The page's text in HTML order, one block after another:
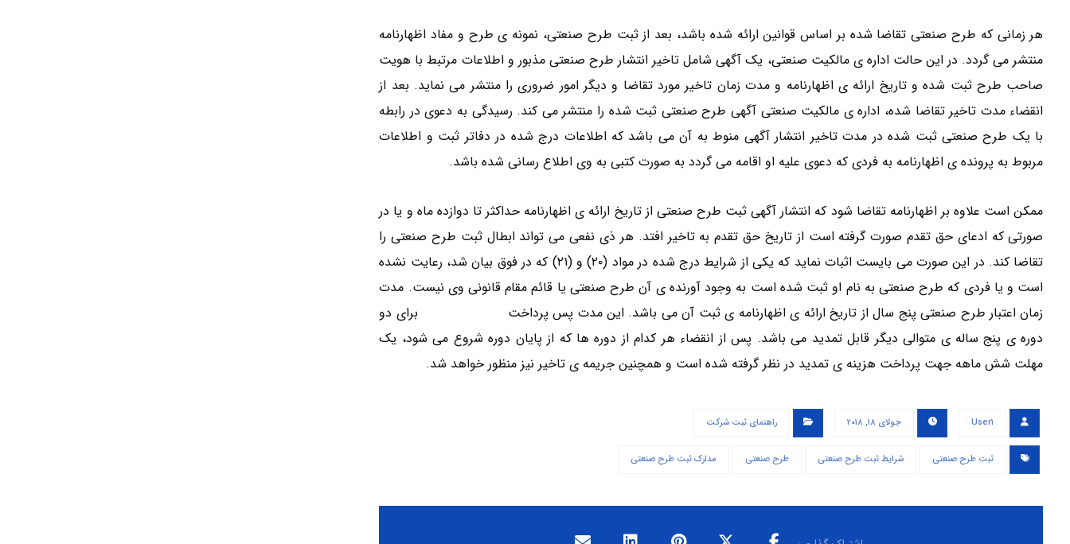
هر زمانی که طرح صنعتی تقاضا شده بر اساس قوانین ارائه شده باشد، بعد از ثبت طرح صنعتی، نمونه ی طرح و مفاد اظهارنامه
منتشر می گردد. در این حالت اداره ی مالکیت صنعتی، یک آگهی شامل تاخیر انتشار طرح صنعتی مذبور و اطلاعات مرتبط با هویت
صاحب طرح ثبت شده و تاریخ ارائه ی اظهارنامه و مدت زمان تاخیر مورد تقاضا و دیگر امور ضروری را منتشر می نماید. بعد از
انقضاء مدت تاخیر تقاضا شده، اداره ی مالکیت صنعتی آگهی طرح صنعتی ثبت شده را منتشر می کند. رسیدگی به دعوی در رابطه
با یک طرح صنعتی ثبت شده در مدت تاخیر انتشار آگهی منوط به آن می باشد که اطلاعات درج شده در دفاتر ثبت و اطلاعات
مربوط به پرونده ی اظهارنامه به فردی که دعوی علیه او اقامه می گردد به صورت کتبی به وی اطلاع رسانی شده باشد.
ممکن است علاوه بر اظهارنامه تقاضا شود که انتشار آگهی ثبت طرح صنعتی از تاریخ ارائه ی اظهارنامه حداکثر تا دوازده ماه و یا در
صورتی که ادعای حق تقدم صورت گرفته است از تاریخ حق تقدم به تاخیر افتد. هر ذی نفعی می تواند ابطال ثبت طرح صنعتی را
تقاضا کند. در این صورت می بایست اثبات نماید که یکی از شرایط درج شده در مواد (۲۰) و (۲۱) که در فوق بیان شد، رعایت نشده
است و یا فردی که طرح صنعتی به نام او ثبت شده است به وجود آورنده ی آن طرح صنعتی یا قائم مقام قانونی وی نیست. مدت
زمان اعتبار طرح صنعتی پنج سال از تاریخ ارائه ی اظهارنامه ی ثبت آن می باشد. این مدت پس پرداخت
برای دو
دوره ی پنج ساله ی متوالی دیگر قابل تمدید می باشد. پس از انقضاء هر کدام از دوره ها که از پایان دوره شروع می شود، یک
مهلت شش ماهه جهت پرداخت هزینه ی تمدید در نظر گرفته شده است و همچنین جریمه ی تاخیر نیز منظور خواهد شد.
User۱ جولای ۱۸, ۲۰۱۸ راهنمای ثبت شرکت
ثبت طرح صنعتی شرایط ثبت طرح صنعتی طرح صنعتی مدارک ثبت طرح صنعتی